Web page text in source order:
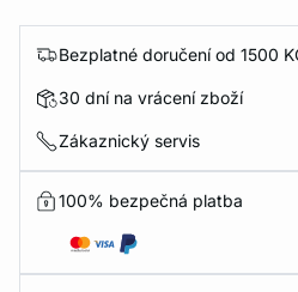
Bezplatné doručení od 1500
30 dní na vrácení zboží
Zákaznický servis
100% bezpečná platba